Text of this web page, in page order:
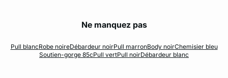
Ne manquez pas
Pull blancRobe noireDébardeur noirPull marronBody noirChemisier bleu
Soutien-gorge 85cPull vertPull noirDébardeur blanc